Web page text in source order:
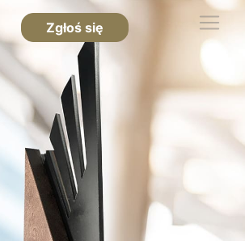
Zgłoś się